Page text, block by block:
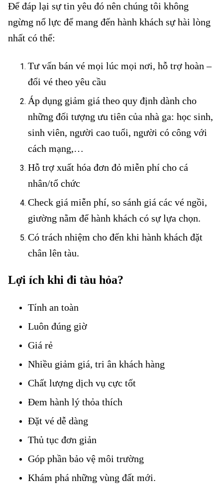
Để đáp lại sự tin yêu đó nên chúng tôi không
ngừng nổ lực để mang đến hành khách sự hài lòng
nhất có thể:
Tư vấn bán vé mọi lúc mọi nơi, hỗ trợ hoàn –
đổi vé theo yêu cầu
Áp dụng giảm giá theo quy định dành cho
những đối tượng ưu tiên của nhà ga: học sinh,
sinh viên, người cao tuổi, người có công với
cách mạng,…
Hỗ trợ xuất hóa đơn đỏ miễn phí cho cá
nhân/tổ chức
Check giá miễn phí, so sánh giá các vé ngồi,
giường nằm để hành khách có sự lựa chọn.
Có trách nhiệm cho đến khi hành khách đặt
chân lên tàu.
Lợi ích khi đi tàu hỏa?
Tính an toàn
Luôn đúng giờ
Giá rẻ
Nhiều giảm giá, tri ân khách hàng
Chất lượng dịch vụ cực tốt
Đem hành lý thỏa thích
Đặt vé dễ dàng
Thủ tục đơn giản
Góp phần bảo vệ môi trường
Khám phá những vùng đất mới.